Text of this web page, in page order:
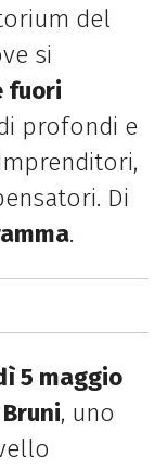
del
si
fuori
profondi e
Di
.
5 maggio
Bruni, uno